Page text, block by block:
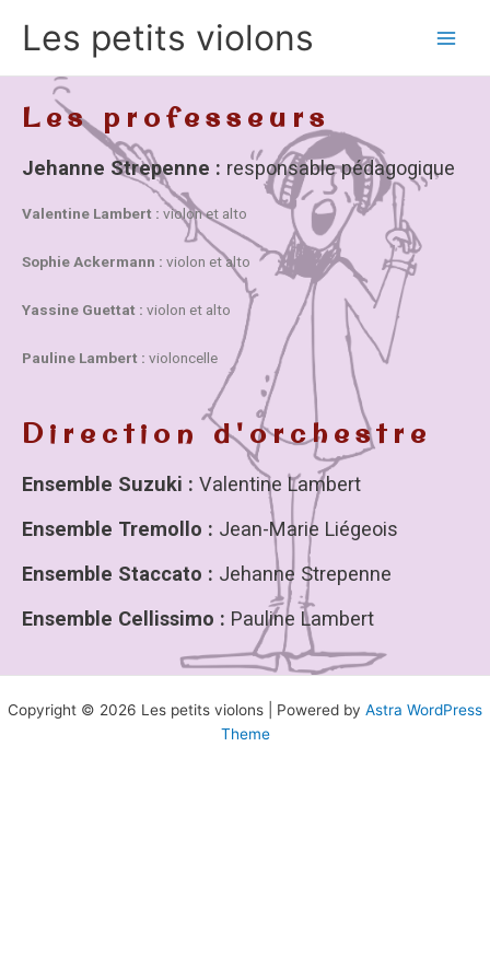
Les petits violons
Les professeurs
Jehanne Strepenne : responsable pédagogique
Valentine Lambert : violon et alto
Sophie Ackermann : violon et alto
Yassine Guettat : violon et alto
Pauline Lambert : violoncelle
Direction d'orchestre
Ensemble Suzuki : Valentine Lambert
Ensemble Tremollo : Jean-Marie Liégeois
Ensemble Staccato : Jehanne Strepenne
Ensemble Cellissimo : Pauline Lambert
Copyright © 2026 Les petits violons | Powered by Astra WordPress
Theme